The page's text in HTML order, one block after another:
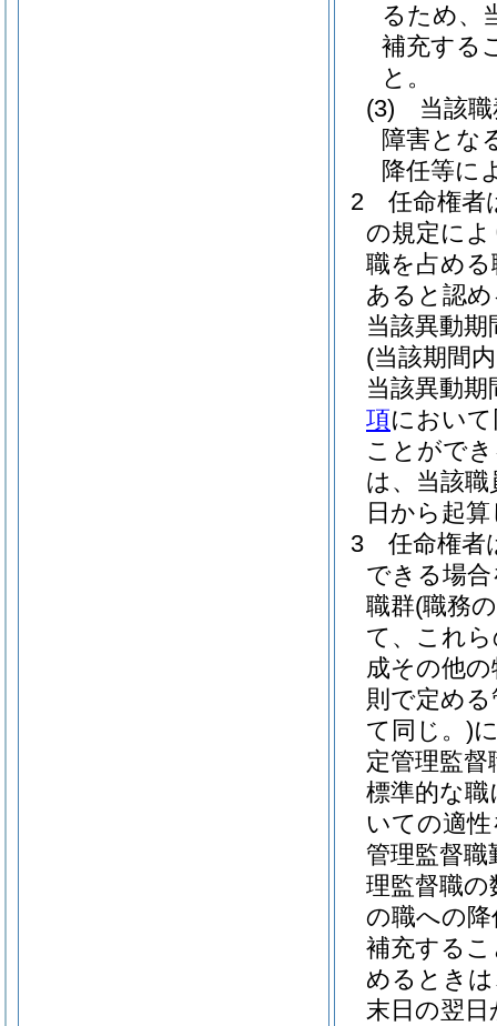
るため、
補充する
と。
(3)
当該
障害とな
降任等に
2
任命権者
の規定に
職を占め
あると認
当該異動
(当該期間
当該異動
項におい
ことがで
は、当該
日から起
3
任命権者
できる場
職群(職務
て、これ
成その他
則で定め
て同じ。)
定管理監
標準的な職
いての適
管理監督職
理監督職
の職への
補充する
めるとき
末日の翌